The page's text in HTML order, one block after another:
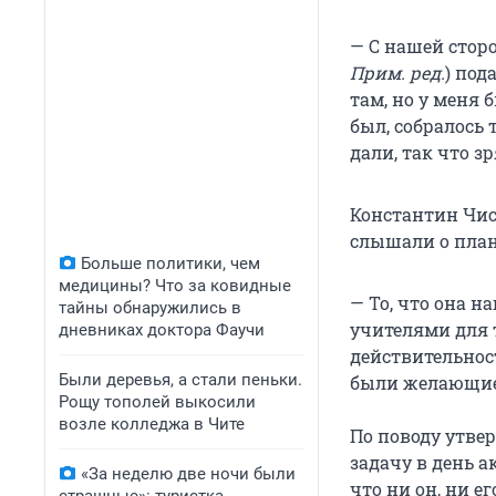
Больше политики, чем
медицины? Что за ковидные
тайны обнаружились в
дневниках доктора Фаучи
Были деревья, а стали пеньки.
Рощу тополей выкосили
возле колледжа в Чите
«За неделю две ночи были
— С нашей
Прим. ред.)
там, но у меня
был, собралось
дали, так что
Константин
слышали о
— То, что она
учителями для
были
По поводу
задачу в день
что ни он, ни